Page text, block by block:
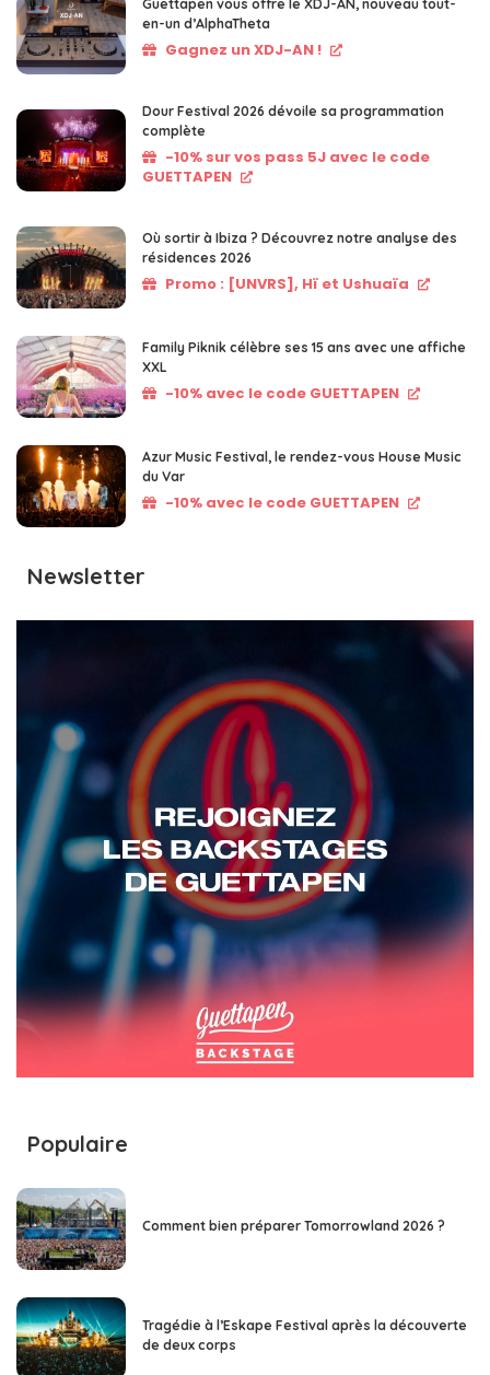
Guettapen vous offre le XDJ-AN, nouveau tout-
en-un d’AlphaTheta
Gagnez un XDJ-AN !
Dour Festival 2026 dévoile sa programmation
complète
-10% sur vos pass 5J avec le code
GUETTAPEN
Où sortir à Ibiza ? Découvrez notre analyse des
résidences 2026
Promo : [UNVRS], Hï et Ushuaïa
Family Piknik célèbre ses 15 ans avec une affiche
XXL
-10% avec le code GUETTAPEN
Azur Music Festival, le rendez-vous House Music
du Var
-10% avec le code GUETTAPEN
Newsletter
Populaire
Comment bien préparer Tomorrowland 2026 ?
Tragédie à l’Eskape Festival après la découverte
de deux corps